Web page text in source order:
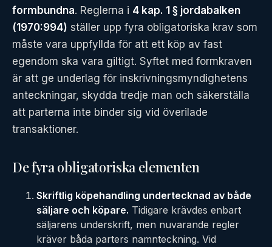
formbundna. Reglerna i 4 kap. 1 § jordabalken
(1970:994) ställer upp fyra obligatoriska krav som
måste vara uppfyllda för att ett köp av fast
egendom ska vara giltigt. Syftet med formkraven
är att ge underlag för inskrivningsmyndighetens
anteckningar, skydda tredje man och säkerställa
att parterna inte binder sig vid överilade
transaktioner.
De fyra obligatoriska elementen
Skriftlig köpehandling undertecknad av både
säljare och köpare. Tidigare krävdes enbart
säljarens underskrift, men nuvarande regler
kräver båda parters namnteckning. Vid